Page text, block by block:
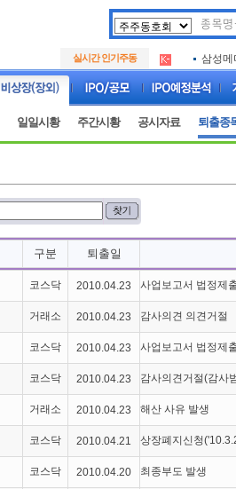
실시간 인기주동
.
아크로
삼성메
.
아크로
.
아하
일일시황 주간시황 공시자료 퇴출종
구분 퇴출일
코스닥 2010.04.23 사업보고서 법정제
거래소 2010.04.23 감사의견 의견거절
코스닥 2010.04.23 사업보고서 법정제
코스닥 2010.04.23 감사의견거절(감사
거래소 2010.04.23 해산 사유 발생
코스닥 2010.04.21 상장폐지신청
코스닥 2010.04.20 최종부도 발생